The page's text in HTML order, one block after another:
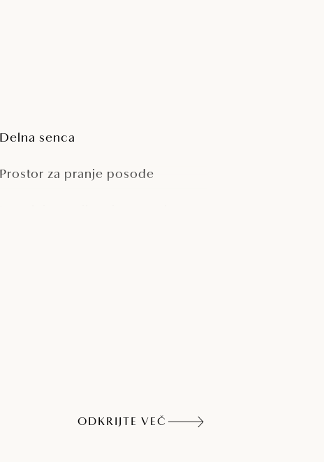
Delna senca
Prostor za pranje posode
ODKRIJTE VEČ